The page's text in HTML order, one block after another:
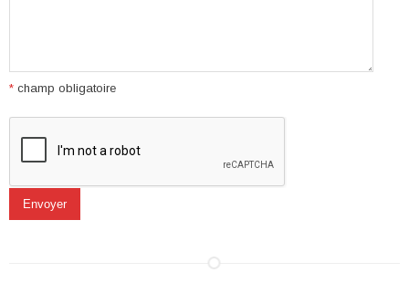
* champ obligatoire